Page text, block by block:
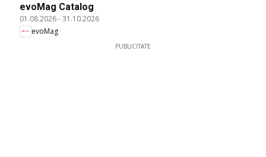
evoMag Catalog
01.08.2026-31.10.2026
evoMag
PUBLICITATE